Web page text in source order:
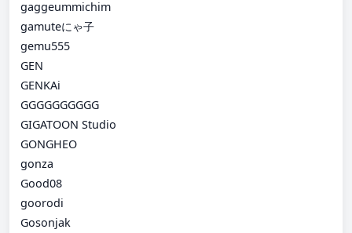
gaggeummichim
gamuteにゃ子
gemu555
GEN
GENKAi
GGGGGGGGGG
GIGATOON Studio
GONGHEO
gonza
Good08
goorodi
Gosonjak